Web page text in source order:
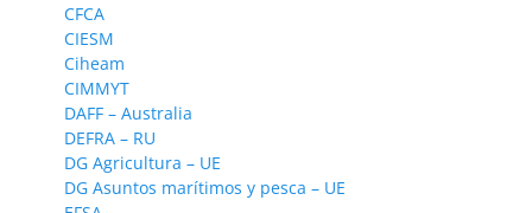
CFCA
CIESM
Ciheam
CIMMYT
DAFF – Australia
DEFRA – RU
DG Agricultura – UE
DG Asuntos marítimos y pesca – UE